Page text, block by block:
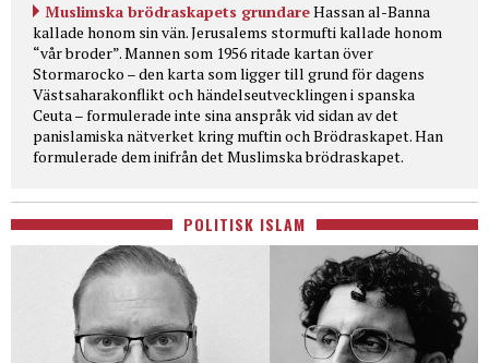
Muslimska brödraskapets grundareHassan al-Banna
kallade honom sin vän. Jerusalems stormufti kallade honom
“vår broder”. Mannen som 1956 ritade kartan över
Stormarocko – den karta som ligger till grund för dagens
Västsaharakonflikt och händelseutvecklingen i spanska
Ceuta – formulerade inte sina anspråk vid sidan av det
panislamiska nätverket kring muftin och Brödraskapet. Han
formulerade dem inifrån det Muslimska brödraskapet.
POLITISK ISLAM